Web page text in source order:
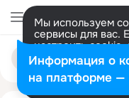
Мы используем
сервисы для вас.
настроить
представитель.
Разрешить все
Поиск
людям
olga arutyunova
Информация о
на платформе —